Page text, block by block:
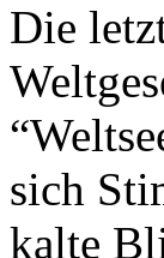
Die
sich
kalte